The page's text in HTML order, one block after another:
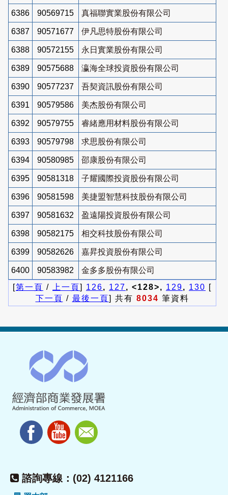
6386 90569715 真福聯實業股份有限公司
6387 90571677 伊凡思特股份有限公司
6388 90572155 永日實業股份有限公司
6389 90575688 瀛海全球投資股份有限公司
6390 90577237 吾契資訊股份有限公司
6391 90579586 美杰股份有限公司
6392 90579755 睿緒應用材料股份有限公司
6393 90579798 求思股份有限公司
6394 90580985 邵康股份有限公司
6395 90581318 子耀國際投資股份有限公司
6396 90581598 美捷盟智慧科技股份有限公司
6397 90581632 盈遠陽投資股份有限公司
6398 90582175 相交科技股份有限公司
6399 90582626 嘉昇投資股份有限公司
6400 90583982
金多多股份有限公司
[第一頁 / 上一頁] 126, 127, <128>, 129, 130 [
下一頁 / 最後一頁] 共有 8034 筆資料
諮詢專線：(02) 4121166